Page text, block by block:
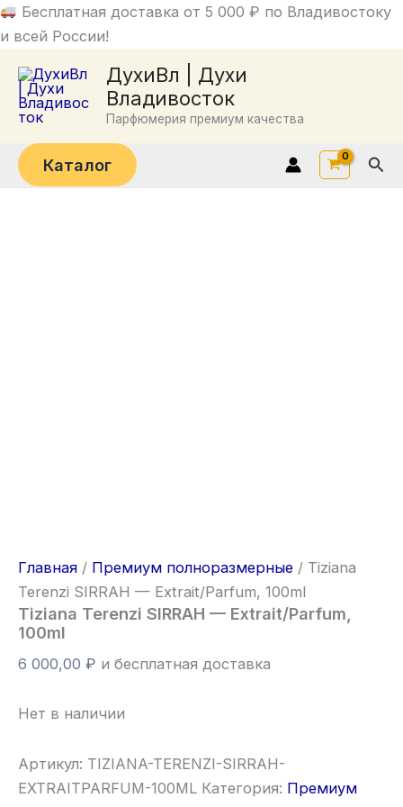
Бесплатная доставка от 5 000 ₽ по Владивостоку
и всей России!
Перейти
к
ДухиВл | Духи
Владивосток
Парфюмерия премиум качества
Каталог
Главная / Премиум полноразмерные / Tiziana
Terenzi SIRRAH — Extrait/Parfum, 100ml
Tiziana Terenzi SIRRAH — Extrait/Parfum,
100ml
6 000,00 ₽ и бесплатная доставка
Нет в наличии
Артикул: TIZIANA-TERENZI-SIRRAH-
EXTRAITPARFUM-100ML Категория: Премиум